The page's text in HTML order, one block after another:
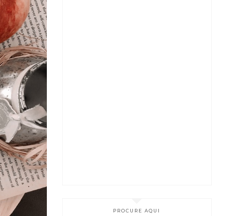
PROCURE AQUI